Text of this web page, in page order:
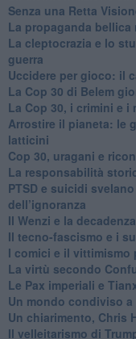
Senza una Retta
​La propaganda
​La cleptocrazia e lo
guerra
​Uccidere per gioco: il
​La Cop 30 di Belem
La Cop 30, i crimini e
Arrostire il pianeta: le
latticini
​Cop 30, uragani e
La responsabilità
PTSD e suicidi
dell’ignoranza
Il Wenzi e la
​Il tecno-fascismo e i
​I comici e il vittimismo
​La virtù secondo
Le Pax imperiali e
Un mondo condiviso
​Un chiarimento, Chris
Il velleitarismo di